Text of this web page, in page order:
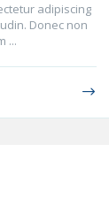
adipiscing
Donec non
...